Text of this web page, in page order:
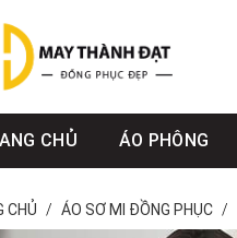
CHỦ ÁO PHÔNG
CHỦ / ÁO SƠ MI ĐỒNG PHỤC /